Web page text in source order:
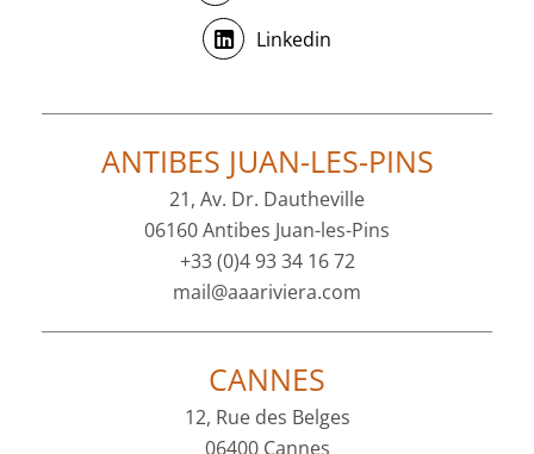
Linkedin
ANTIBES JUAN-LES-PINS
21, Av. Dr. Dautheville
06160 Antibes Juan-les-Pins
+33 (0)4 93 34 16 72
mail@aaariviera.com
CANNES
12, Rue des Belges
06400 Cannes